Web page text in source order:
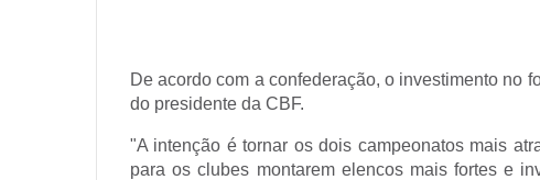
De acordo com a confederação, o investimento no
do presidente da CBF.
"A intenção é tornar os dois campeonatos mais
para os clubes montarem elencos mais fortes e